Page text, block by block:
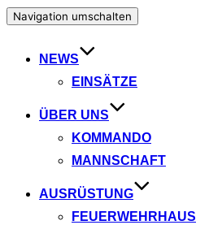
Navigation umschalten
NEWS
EINSÄTZE
ÜBER UNS
KOMMANDO
MANNSCHAFT
AUSRÜSTUNG
FEUERWEHRHAUS